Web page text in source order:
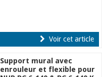
Voir cet article
Support mural avec
enrouleur et flexible pour